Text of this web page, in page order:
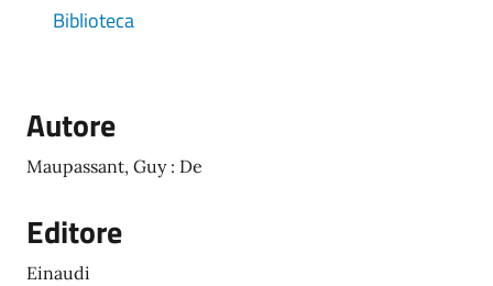
Biblioteca
Autore
Maupassant, Guy : De
Editore
Einaudi